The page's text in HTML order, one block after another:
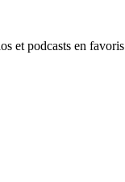
et podcasts en favoris